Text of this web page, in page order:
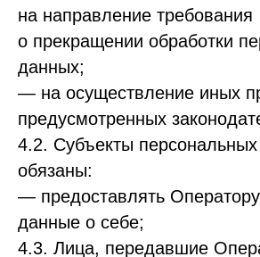
на направление требования
о прекращении обработки
данных;
— на осуществление иных
предусмотренных
4.2. Субъекты
обязаны:
— предоставлять
данные о себе;
4.3. Лица, передавшие